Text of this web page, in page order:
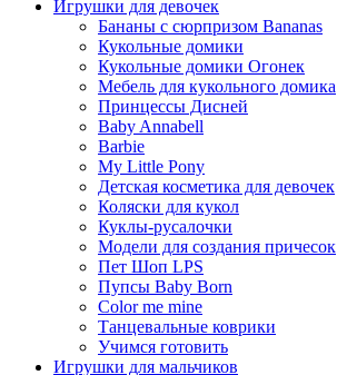
Игрушки для девочек
Бананы с сюрпризом Bananas
Кукольные домики
Кукольные домики Огонек
Мебель для кукольного домика
Принцессы Дисней
Baby Annabell
Barbie
My Little Pony
Детская косметика для девочек
Коляски для кукол
Куклы-русалочки
Модели для создания причесок
Пет Шоп LPS
Пупсы Baby Born
Сolor me mine
Танцевальные коврики
Учимся готовить
Игрушки для мальчиков